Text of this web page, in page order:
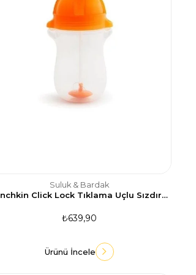
Suluk & Bardak
Munchkin Click Lock Tıklama Uçlu Sızdırmaz Bardak 296ml-Turuncu
₺639,90
Ürünü İncele